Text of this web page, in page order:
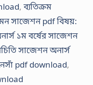
,ব্যতিক্রম
সাজেশন pdf বিষয়:
১ম বর্ষের সাজেশন
সাজেশন অনার্স
pdf download,